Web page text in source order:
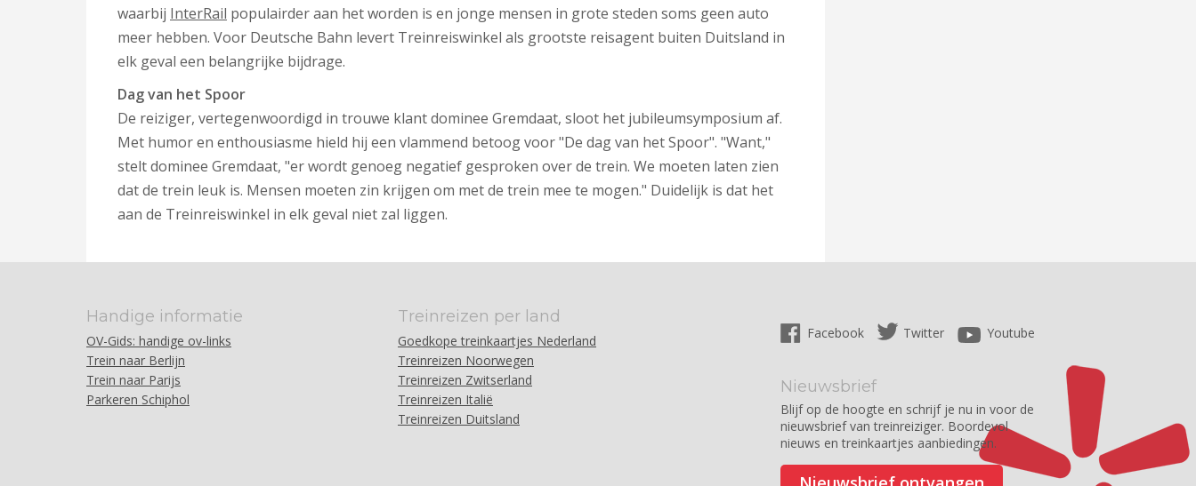
waarbij InterRail populairder aan het worden is en jonge mensen in grote steden soms geen auto
meer hebben. Voor Deutsche Bahn levert Treinreiswinkel als grootste reisagent buiten Duitsland in
elk geval een belangrijke bijdrage.
Dag van het Spoor
De reiziger, vertegenwoordigd in trouwe klant dominee Gremdaat, sloot het jubileumsymposium af.
Met humor en enthousiasme hield hij een vlammend betoog voor "De dag van het Spoor". "Want,"
stelt dominee Gremdaat, "er wordt genoeg negatief gesproken over de trein. We moeten laten zien
dat de trein leuk is. Mensen moeten zin krijgen om met de trein mee te mogen." Duidelijk is dat het
aan de Treinreiswinkel in elk geval niet zal liggen.
Handige informatie
OV-Gids: handige ov-links
Trein naar Berlijn
Trein naar Parijs
Parkeren Schiphol
Treinreizen per land
Goedkope treinkaartjes Nederland
Treinreizen Noorwegen
Treinreizen Zwitserland
Treinreizen Italië
Treinreizen Duitsland
Facebook Twitter Youtube
Nieuwsbrief
Blijf op de hoogte en schrijf je nu in voor de
nieuwsbrief van treinreiziger. Boordevol
nieuws en treinkaartjes aanbiedingen.